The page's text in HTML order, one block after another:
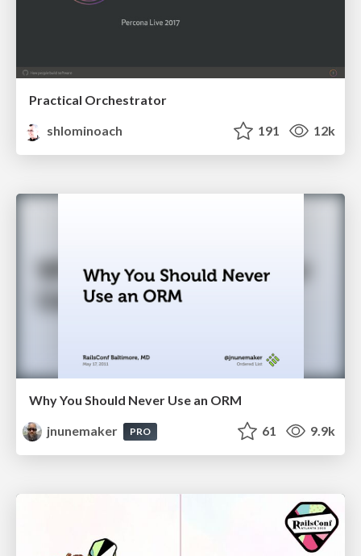
Practical Orchestrator
shlominoach
191 12k
Why You Should Never Use an ORM
jnunemaker
PRO 61 9.9k